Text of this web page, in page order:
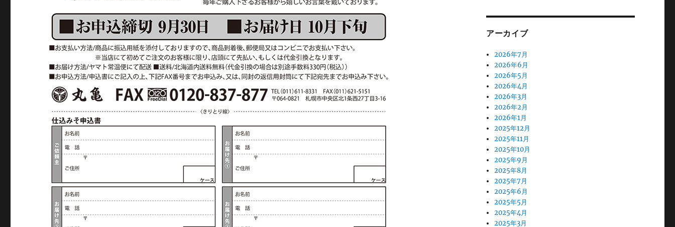
アーカイブ
2026年7月
2026年6月
2026年5月
2026年4月
2026年3月
2026年2月
2026年1月
2025年12月
2025年11月
2025年10月
2025年9月
2025年8月
2025年7月
2025年6月
2025年5月
2025年4月
2025年3月